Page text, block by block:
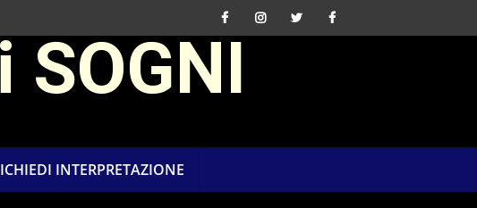
SOGNI
INTERPRETAZIONE